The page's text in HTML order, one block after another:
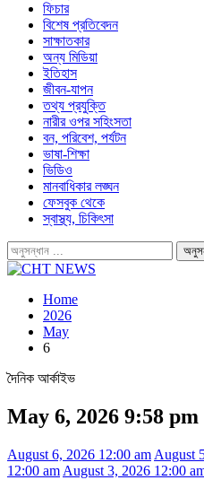
ফিচার
বিশেষ প্রতিবেদন
সাক্ষাতকার
অন্য মিডিয়া
ইতিহাস
জীবন-যাপন
তথ্য প্রযুক্তি
নারীর ওপর সহিংসতা
বন, পরিবেশ, পর্যটন
ভাষা-শিক্ষা
ভিডিও
মানবাধিকার লঙ্ঘন
ফেসবুক থেকে
স্বাস্থ্য, চিকিৎসা
Home
2026
May
6
দৈনিক আর্কাইভ
May 6, 2026 9:58 pm
August 6, 2026 12:00 am August
12:00 am August 3, 2026 12:00